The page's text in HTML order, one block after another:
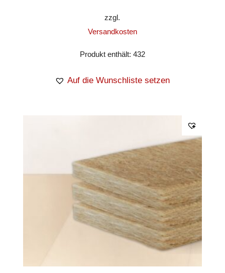
zzgl.
Versandkosten
Produkt enthält: 432
Auf die Wunschliste setzen